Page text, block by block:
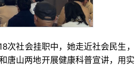
次社会挂职中，她走近社会民生，
唐山两地开展健康科普宣讲，用实